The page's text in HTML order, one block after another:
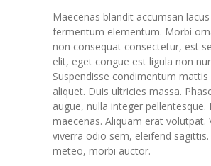
Maecenas blandit accumsan
fermentum elementum. Morbi
non consequat consectetur, est
elit, eget congue est ligula non
Suspendisse condimentum
aliquet. Duis ultricies massa.
augue, nulla integer pellentesque.
maecenas. Aliquam erat volutpat.
viverra odio sem, eleifend
meteo, morbi auctor.